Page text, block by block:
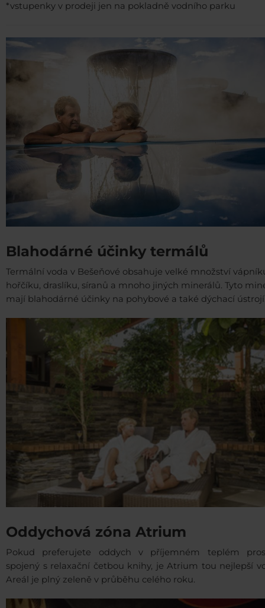
*vstupenky v prodeji jen na pokladně vodního parku
Blahodárné účinky termálů
Termální voda v Bešeňové obsahuje velké množství
hořčíku, draslíku, síranů a mnoho jiných minerálů. Tyto
mají blahodárné účinky na pohybové a také dýchací
Oddychová zóna Atrium
Pokud preferujete oddych v příjemném teplém
spojený s relaxační četbou knihy, je Atrium tou nejlepší
Areál je plný zeleně v průběhu celého roku.